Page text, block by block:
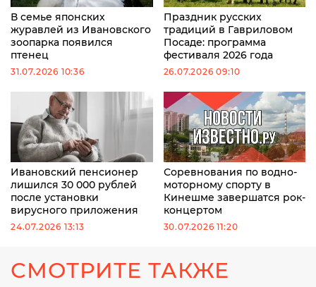
В семье японских
журавлей из Ивановского
зоопарка появился
птенец
31.07.2026 10:36
Праздник русских
традиций в Гавриловом
Посаде: программа
фестиваля 2026 года
26.07.2026 09:10
Ивановский пенсионер
лишился 30 000 рублей
после установки
вирусного приложения
24.07.2026 13:13
Соревнования по водно-
моторному спорту в
Кинешме завершатся рок-
концертом
30.07.2026 11:20
СМОТРИТЕ ТАКЖЕ